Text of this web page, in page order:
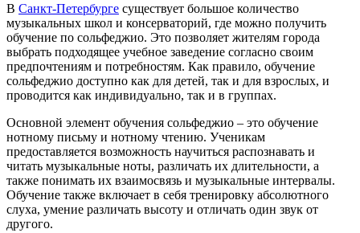
В Санкт-Петербурге существует большое количество
музыкальных школ и консерваторий, где можно получить
обучение по сольфеджио. Это позволяет жителям города
выбрать подходящее учебное заведение согласно своим
предпочтениям и потребностям. Как правило, обучение
сольфеджио доступно как для детей, так и для взрослых, и
проводится как индивидуально, так и в группах.
Основной элемент обучения сольфеджио – это обучение
нотному письму и нотному чтению. Ученикам
предоставляется возможность научиться распознавать и
читать музыкальные ноты, различать их длительности, а
также понимать их взаимосвязь и музыкальные интервалы.
Обучение также включает в себя тренировку абсолютного
слуха, умение различать высоту и отличать один звук от
другого.